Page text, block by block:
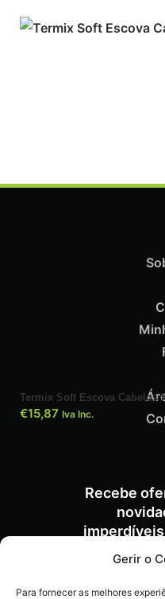
Gerir o
Para fornecer as melhores
Termix Soft Escova Cabelos
€15,87 Iva Inc.
Recebe